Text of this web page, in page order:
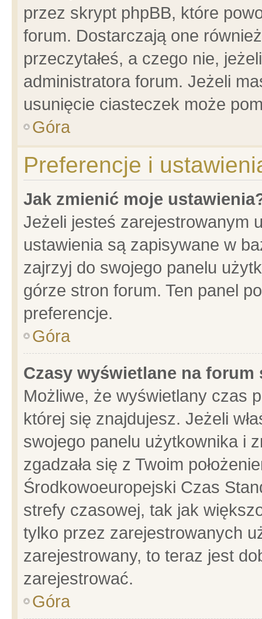
przez skrypt phpBB, które
forum. Dostarczają one
przeczytałeś, a czego nie,
administratora forum. Jeżeli
usunięcie ciasteczek może
Góra
Preferencje i
Jak zmienić moje
Jeżeli jesteś zarejestrowanym
ustawienia są zapisywane w
zajrzyj do swojego panelu
górze stron forum. Ten panel
preferencje.
Góra
Czasy wyświetlane na forum
Możliwe, że wyświetlany czas
której się znajdujesz. Jeżeli
swojego panelu użytkownika i
zgadzała się z Twoim
Środkowoeuropejski Czas
strefy czasowej, tak jak
tylko przez zarejestrowanych
zarejestrowany, to teraz jest
zarejestrować.
Góra